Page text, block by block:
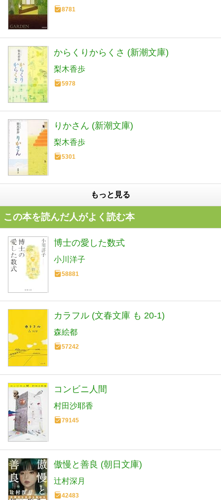
8781
からくりからくさ (新潮文庫)
梨木香歩
5978
りかさん (新潮文庫)
梨木香歩
5301
もっと見る
この本を読んだ人がよく読む本
博士の愛した数式
小川洋子
58881
カラフル (文春文庫 も 20-1)
森絵都
57242
コンビニ人間
村田沙耶香
79145
傲慢と善良 (朝日文庫)
辻村深月
42483